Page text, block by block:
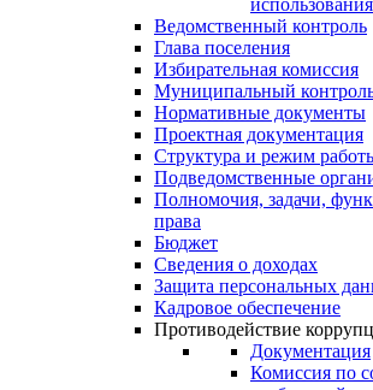
Ведомственный контроль
Глава поселения
Избирательная комиссия
Муниципальный
Нормативные документы
Проектная документация
Структура и режим
Подведомственные
Полномочия, задачи,
права
Бюджет
Сведения о доходах
Защита персональных
Кадровое обеспечение
Противодействие
Документация
Комиссия по